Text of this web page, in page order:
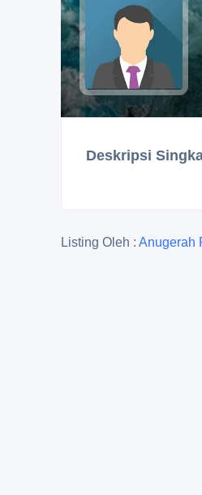
Deskripsi
Listing Oleh : Anugerah